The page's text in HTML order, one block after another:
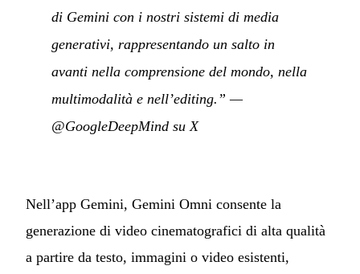
di Gemini con i nostri sistemi di media
generativi, rappresentando un salto in
avanti nella comprensione del mondo, nella
multimodalità e nell’editing.” —
@GoogleDeepMind su X
Nell’app Gemini, Gemini Omni consente la
generazione di video cinematografici di alta qualità
a partire da testo, immagini o video esistenti,